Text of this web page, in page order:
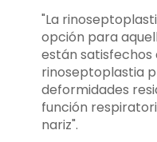
"La
opción para
están satisfechos
rinoseptoplastia
deformidades
función
nariz".